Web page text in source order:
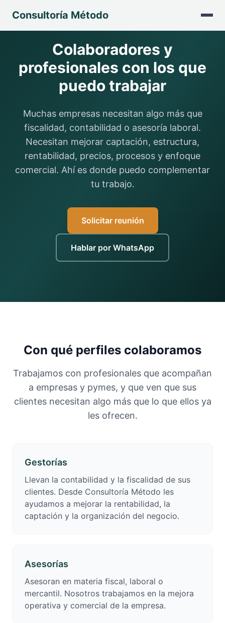
Consultoría Método
Colaboradores y
profesionales con los que
puedo trabajar
Muchas empresas necesitan algo más que
fiscalidad, contabilidad o asesoría laboral.
Necesitan mejorar captación, estructura,
rentabilidad, precios, procesos y enfoque
comercial. Ahí es donde puedo complementar
tu trabajo.
Solicitar reunión
Hablar por WhatsApp
Con qué perfiles colaboramos
Trabajamos con profesionales que acompañan
a empresas y pymes, y que ven que sus
clientes necesitan algo más que lo que ellos ya
les ofrecen.
Gestorías
Llevan la contabilidad y la fiscalidad de sus
clientes. Desde Consultoría Método les
ayudamos a mejorar la rentabilidad, la
captación y la organización del negocio.
Asesorías
Asesoran en materia fiscal, laboral o
mercantil. Nosotros trabajamos en la mejora
operativa y comercial de la empresa.